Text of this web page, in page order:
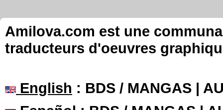
Amilova.com est une
traducteurs d'oeuvres
English : BDS / MANGAS |